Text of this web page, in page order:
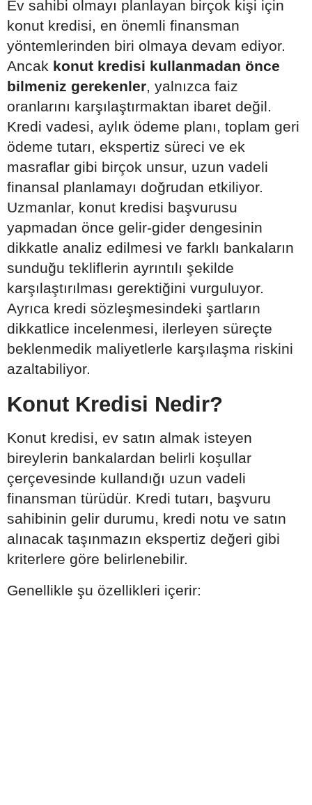
Ev sahibi olmayı planlayan birçok kişi için
konut kredisi, en önemli finansman
yöntemlerinden biri olmaya devam ediyor.
Ancak konut kredisi kullanmadan önce
bilmeniz gerekenler, yalnızca faiz
oranlarını karşılaştırmaktan ibaret değil.
Kredi vadesi, aylık ödeme planı, toplam geri
ödeme tutarı, ekspertiz süreci ve ek
masraflar gibi birçok unsur, uzun vadeli
finansal planlamayı doğrudan etkiliyor.
Uzmanlar, konut kredisi başvurusu
yapmadan önce gelir-gider dengesinin
dikkatle analiz edilmesi ve farklı bankaların
sunduğu tekliflerin ayrıntılı şekilde
karşılaştırılması gerektiğini vurguluyor.
Ayrıca kredi sözleşmesindeki şartların
dikkatlice incelenmesi, ilerleyen süreçte
beklenmedik maliyetlerle karşılaşma riskini
azaltabiliyor.
Konut Kredisi Nedir?
Konut kredisi, ev satın almak isteyen
bireylerin bankalardan belirli koşullar
çerçevesinde kullandığı uzun vadeli
finansman türüdür. Kredi tutarı, başvuru
sahibinin gelir durumu, kredi notu ve satın
alınacak taşınmazın ekspertiz değeri gibi
kriterlere göre belirlenebilir.
Genellikle şu özellikleri içerir: